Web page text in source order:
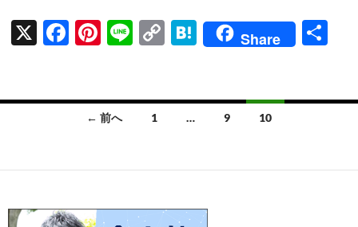
X
F
b
Pi
es
Li
C
y
H
n
Share
ナ
← 前へ 1 … 9 10